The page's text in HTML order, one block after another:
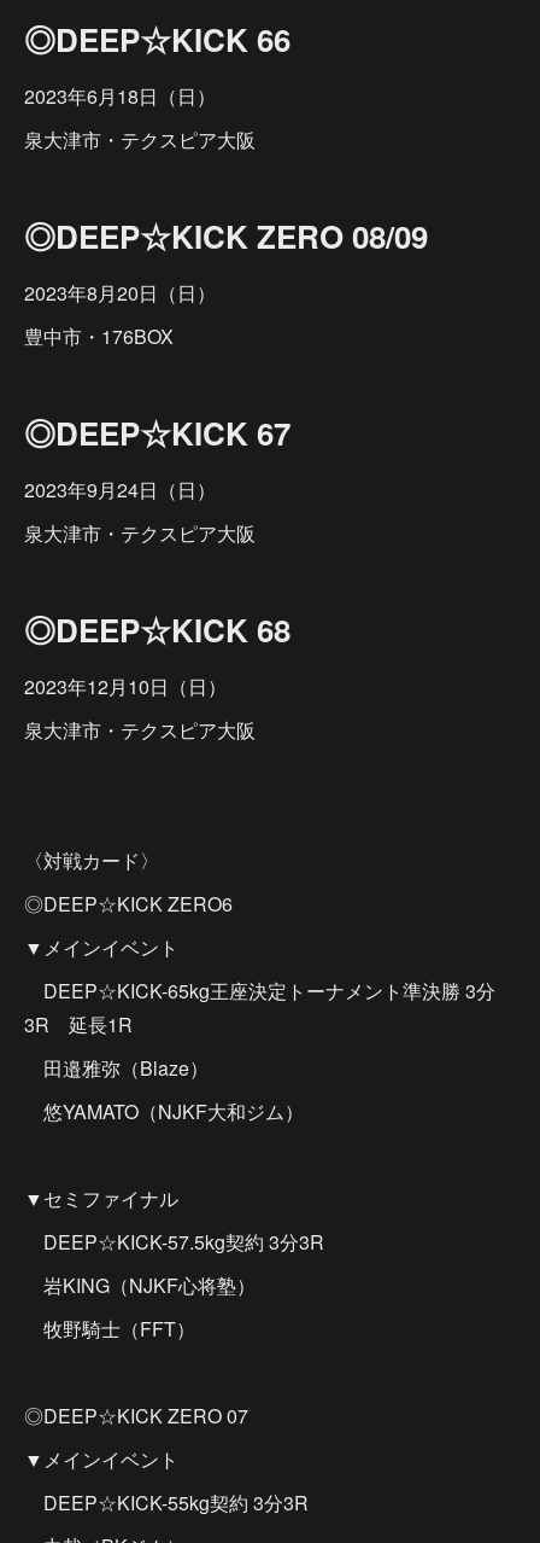
◎DEEP☆KICK 66
2023年6月18日（日）
泉大津市・テクスピア大阪
◎DEEP☆KICK ZERO 08/09
2023年8月20日（日）
豊中市・176BOX
◎DEEP☆KICK 67
2023年9月24日（日）
泉大津市・テクスピア大阪
◎DEEP☆KICK 68
2023年12月10日（日）
泉大津市・テクスピア大阪
〈対戦カード〉
◎DEEP☆KICK ZERO6
▼メインイベント
DEEP☆KICK-65kg王座決定トーナメント準決勝 3分
3R 延長1R
田邉雅弥（Blaze）
悠YAMATO（NJKF大和ジム）
▼セミファイナル
DEEP☆KICK-57.5kg契約 3分3R
岩KING（NJKF心将塾）
牧野騎士（FFT）
◎DEEP☆KICK ZERO 07
▼メインイベント
DEEP☆KICK-55kg契約 3分3R